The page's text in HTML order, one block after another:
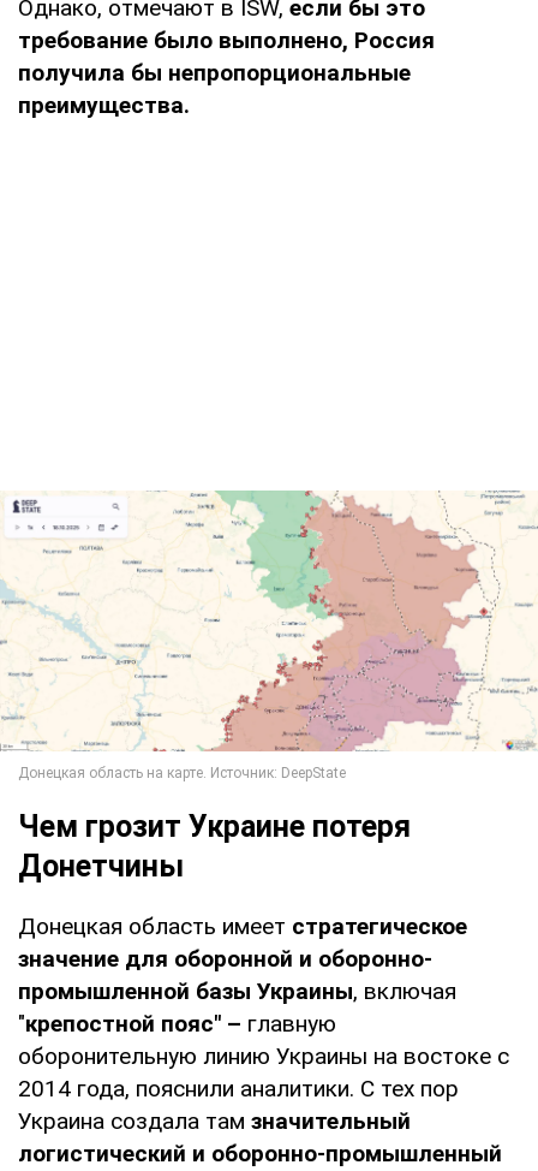
Однако, отмечают в ISW, если бы это
требование было выполнено, Россия
получила бы непропорциональные
преимущества.
Чем грозит Украине потеря
Донетчины
Донецкая область имеет стратегическое
значение для оборонной и оборонно-
промышленной базы Украины, включая
"крепостной пояс" – главную
оборонительную линию Украины на востоке с
2014 года, пояснили аналитики. С тех пор
Украина создала там значительный
логистический и оборонно-промышленный